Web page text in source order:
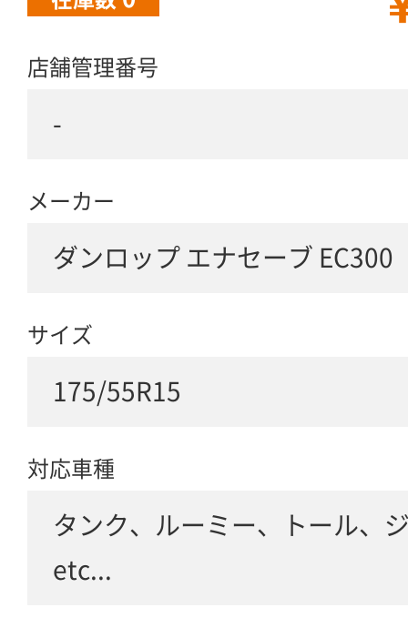
店舗管理番号
-
メーカー
ダンロップ エナセーブ EC300
サイズ
175/55R15
対応車種
タンク、ルーミー、トール、
etc...